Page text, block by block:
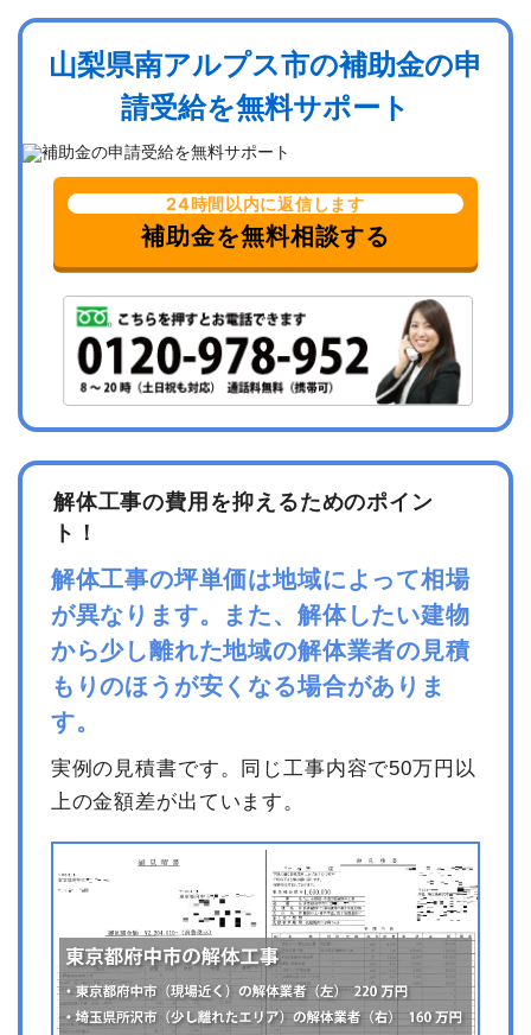
山梨県南アルプス市の補助金の申
請受給を無料サポート
24時間以内に返信します
補助金を無料相談する
解体工事の費用を抑えるためのポイン
ト！
解体工事の坪単価は地域によって相場
が異なります。また、解体したい建物
から少し離れた地域の解体業者の見積
もりのほうが安くなる場合がありま
す。
実例の見積書です。同じ工事内容で50万円以
上の金額差が出ています。